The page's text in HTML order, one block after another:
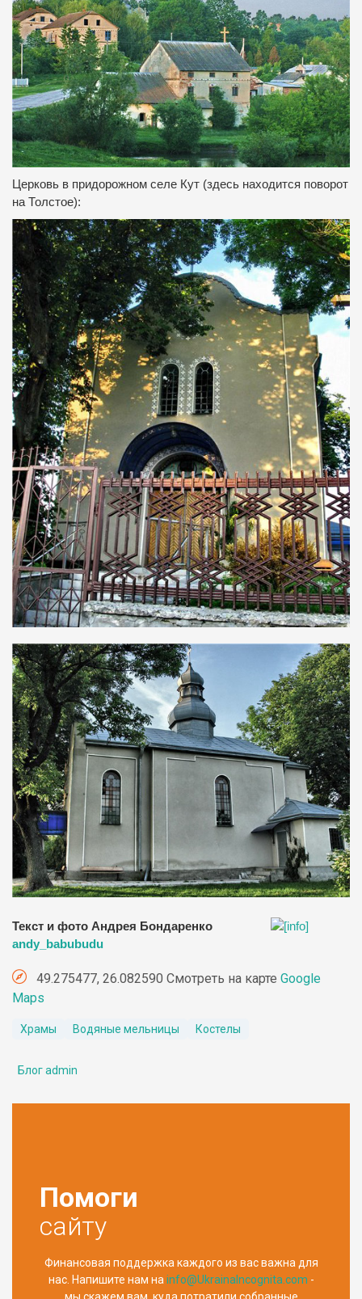
Церковь в придорожном селе Кут (здесь находится поворот
на Толстое):
Текст и фото Андрея Бондаренко
andy_babubudu
49.275477, 26.082590 Смотреть на карте Google
Maps
Храмы Водяные мельницы Костелы
Блог admin
Помоги
сайту
Финансовая поддержка каждого из вас важна для
нас. Напишите нам на info@UkrainaIncognita.com -
мы скажем вам, куда потратили собранные